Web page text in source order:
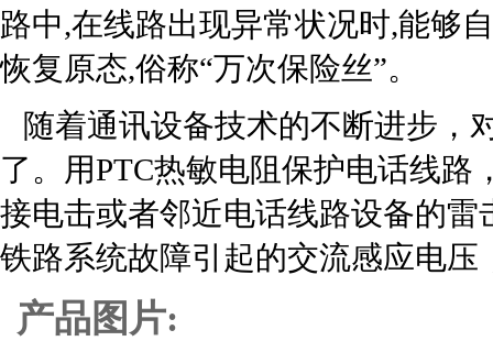
路中,在线路出现异常状况时,能够
恢复原态,俗称“万次保险丝”。
随着通讯设备技术的不断进步，
了。用PTC热敏电阻保护电话线
接电击或者邻近电话线路设备的
铁路系统故障引起的交流感应电
产品图片: